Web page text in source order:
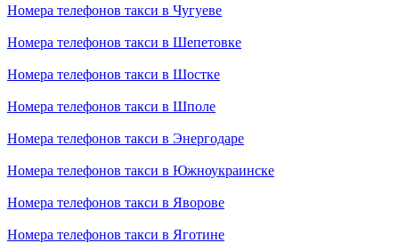
Номера телефонов такси в Чугуеве
Номера телефонов такси в Шепетовке
Номера телефонов такси в Шостке
Номера телефонов такси в Шполе
Номера телефонов такси в Энергодаре
Номера телефонов такси в Южноукраинске
Номера телефонов такси в Яворове
Номера телефонов такси в Яготине